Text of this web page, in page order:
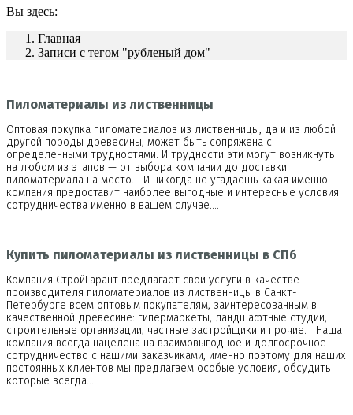
Вы здесь:
Главная
Записи с тегом "рубленый дом"
Пиломатериалы из лиственницы
Оптовая покупка пиломатериалов из лиственницы, да и из любой
другой породы древесины, может быть сопряжена с
определенными трудностями. И трудности эти могут возникнуть
на любом из этапов — от выбора компании до доставки
пиломатериала на место. И никогда не угадаешь какая именно
компания предоставит наиболее выгодные и интересные условия
сотрудничества именно в вашем случае.…
Купить пиломатериалы из лиственницы в СПб
Компания СтройГарант предлагает свои услуги в качестве
производителя пиломатериалов из лиственницы в Санкт-
Петербурге всем оптовым покупателям, заинтересованным в
качественной древесине: гипермаркеты, ландшафтные студии,
строительные организации, частные застройщики и прочие. Наша
компания всегда нацелена на взаимовыгодное и долгосрочное
сотрудничество с нашими заказчиками, именно поэтому для наших
постоянных клиентов мы предлагаем особые условия, обсудить
которые всегда…